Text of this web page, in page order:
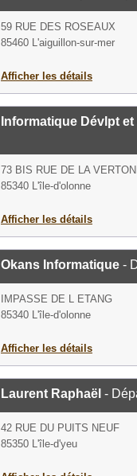
59 RUE DES ROSEAUX
85460 L'aiguillon-sur-mer
Afficher les détails
Informatique Dévlpt
73 BIS RUE DE LA
85340 L'île-d'olonne
Afficher les détails
Okans Informatique -
IMPASSE DE L ETANG
85340 L'île-d'olonne
Afficher les détails
Laurent Raphaël -
42 RUE DU PUITS NEUF
85350 L'île-d'yeu